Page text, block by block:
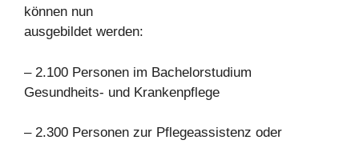
können nun
ausgebildet werden:
– 2.100 Personen im Bachelorstudium
Gesundheits- und Krankenpflege
– 2.300 Personen zur Pflegeassistenz oder